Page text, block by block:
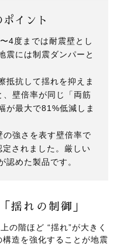
イント
4度までは耐震壁とし
震には制震ダンパーと
抵抗して揺れを抑えま
壁倍率が同じ「両筋
が最大で81%低減しま
の強さを表す壁倍率で
されました。厳しい
認めた製品です。
「揺れの制御」
の階ほど “揺れ”が大きく
造を強化することが地震